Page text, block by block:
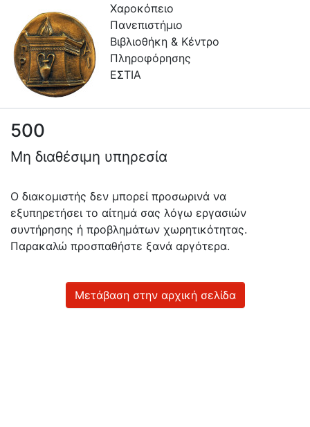
Χαροκόπειο
Πανεπιστήμιο
Βιβλιοθήκη & Κέντρο
Πληροφόρησης
ΕΣΤΙΑ
Πληροφορίες
Επικοινωνία
Υπηρεσίες
Αυτοαπόθεσης
Ανοιχτά
Δεδομένα
500
Μη διαθέσιμη υπηρεσία
Ο διακομιστής δεν μπορεί προσωρινά να
εξυπηρετήσει το αίτημά σας λόγω εργασιών
συντήρησης ή προβλημάτων χωρητικότητας.
Παρακαλώ προσπαθήστε ξανά αργότερα.
Μετάβαση στην αρχική σελίδα